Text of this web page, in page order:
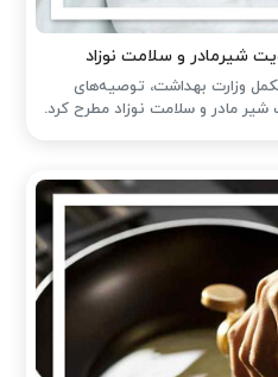
شیرمادر و سلامت نوزاد
وزارت بهداشت، توصیه‌های
شیر مادر و سلامت نوزاد مطرح کرد.